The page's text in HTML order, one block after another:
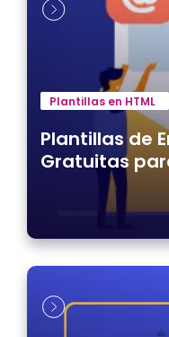
Plantillas en HTML
Plantillas de
Gratuitas